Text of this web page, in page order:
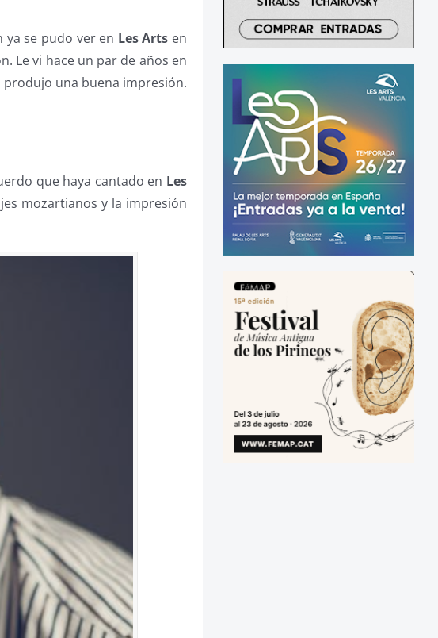
ya se pudo ver en Les Arts en
Le vi hace un par de años en
una buena impresión.
que haya cantado en Les
mozartianos y la impresión